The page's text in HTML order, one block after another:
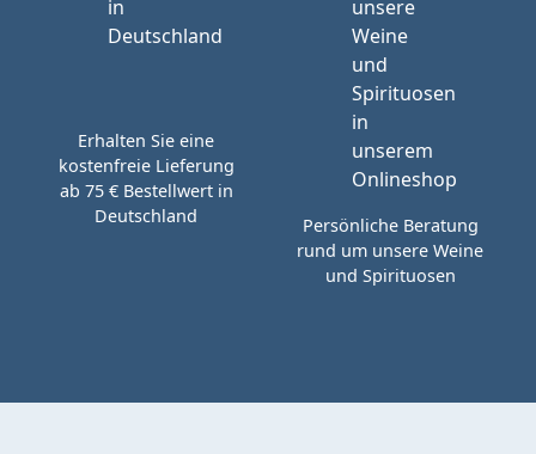
Erhalten Sie eine
kostenfreie Lieferung
ab 75 € Bestellwert in
Deutschland
Persönliche Beratung
rund um unsere Weine
und Spirituosen